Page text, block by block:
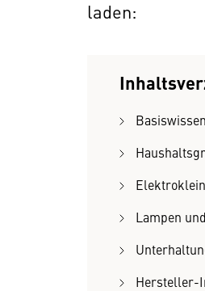
laden:
Basiswissen
Lampen
Hersteller-